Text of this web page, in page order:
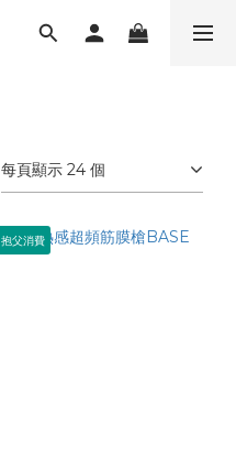
每頁顯示 24 個
抱父消費